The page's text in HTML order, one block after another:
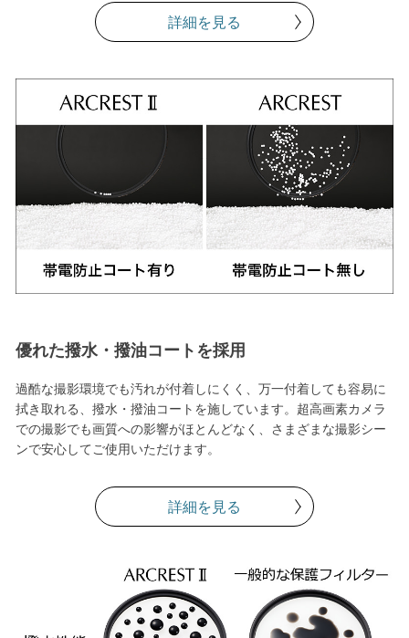
詳細を見る
優れた撥水・撥油コートを採用
過酷な撮影環境でも汚れが付着しにくく、万一付着しても容易に
拭き取れる、撥水・撥油コートを施しています。超高画素カメラ
での撮影でも画質への影響がほとんどなく、さまざまな撮影シー
ンで安心してご使用いただけます。
詳細を見る